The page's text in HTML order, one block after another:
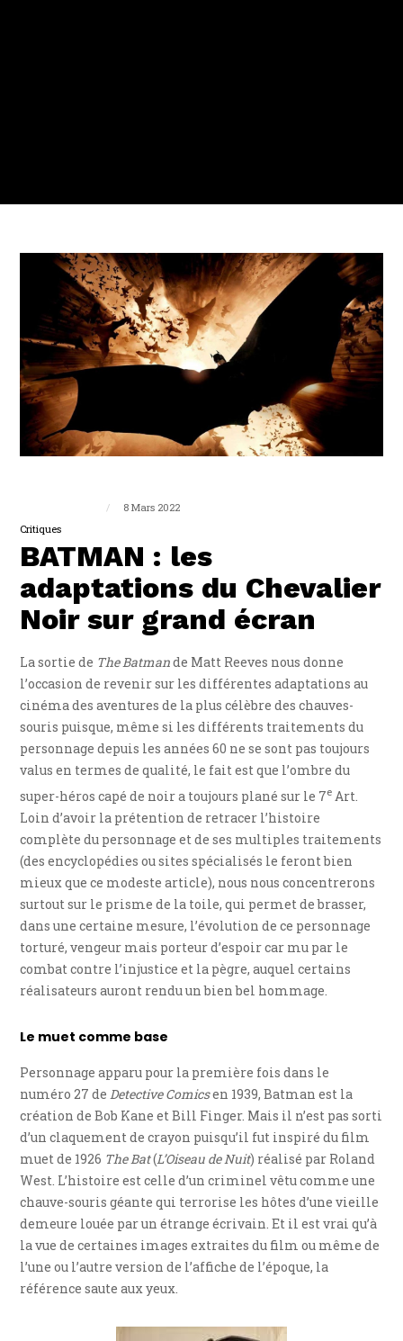
8 Mars 2022
Critiques
BATMAN : les
adaptations du Chevalier
Noir sur grand écran
La sortie de The Batmande Matt Reeves nous donne
l’occasion de revenir sur les différentes adaptations au
cinéma des aventures de la plus célèbre des chauves-
souris puisque, même si les différents traitements du
personnage depuis les années 60 ne se sont pas toujours
valus en termes de qualité, le fait est que l’ombre du
super-héros capé de noir a toujours plané sur le 7e Art.
Loin d’avoir la prétention de retracer l’histoire
complète du personnage et de ses multiples traitements
(des encyclopédies ou sites spécialisés le feront bien
mieux que ce modeste article), nous nous concentrerons
surtout sur le prisme de la toile, qui permet de brasser,
dans une certaine mesure, l’évolution de ce personnage
torturé, vengeur mais porteur d’espoir car mu par le
combat contre l’injustice et la pègre, auquel certains
réalisateurs auront rendu un bien bel hommage.
Le muet comme base
Personnage apparu pour la première fois dans le
numéro 27 deDetective Comicsen 1939, Batman est la
création de Bob Kane et Bill Finger. Mais il n’est pas sorti
d’un claquement de crayon puisqu’il fut inspiré du film
muet de 1926 The Bat(L’Oiseau de Nuit) réalisé par Roland
West. L’histoire est celle d’un criminel vêtu comme une
chauve-souris géante qui terrorise les hôtes d’une vieille
demeure louée par un étrange écrivain. Et il est vrai qu’à
la vue de certaines images extraites du film ou même de
l’une ou l’autre version de l’affiche de l’époque, la
référence saute aux yeux.